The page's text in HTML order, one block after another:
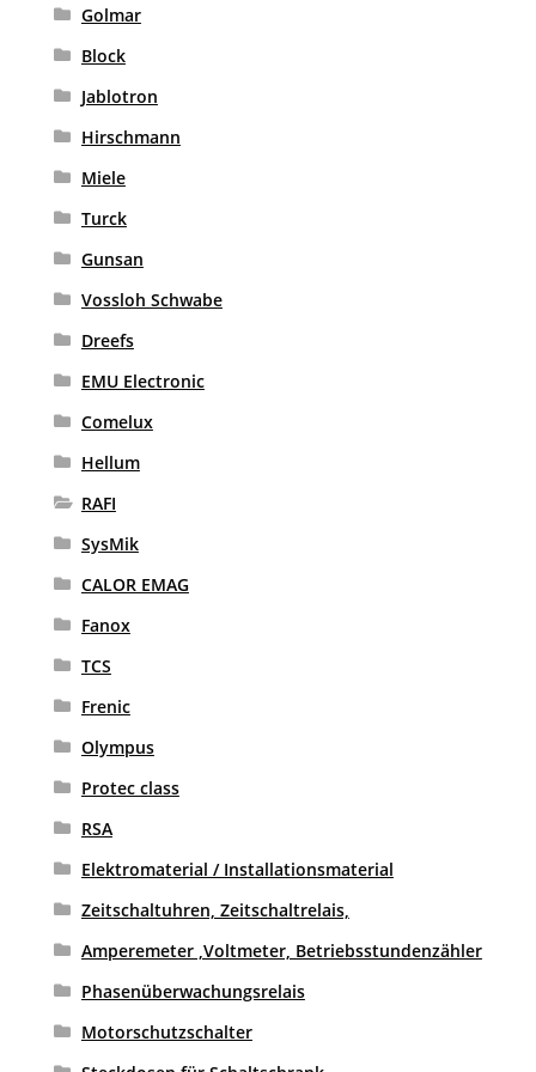
Golmar
Block
Jablotron
Hirschmann
Miele
Turck
Gunsan
Vossloh Schwabe
Dreefs
EMU Electronic
Comelux
Hellum
RAFI
SysMik
CALOR EMAG
Fanox
TCS
Frenic
Olympus
Protec class
RSA
Elektromaterial / Installationsmaterial
Zeitschaltuhren, Zeitschaltrelais,
Amperemeter ,Voltmeter, Betriebsstundenzähler
Phasenüberwachungsrelais
Motorschutzschalter